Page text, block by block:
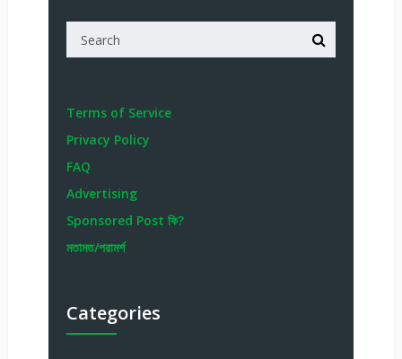
Terms of Service
Privacy Policy
FAQ
Advertising
Sponsored Post কি?
মতামত/পরামর্শ
Categories